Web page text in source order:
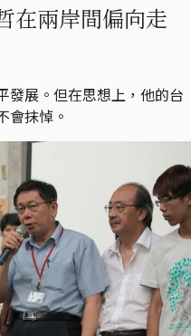
在兩岸間偏向走
發展。但在思想上，他的台
會抹悼。